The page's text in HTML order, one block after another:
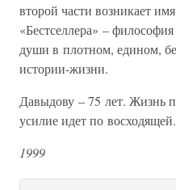
второй части возникает
«Бестселлера» –
души в плотном, едином,
истории-жизни.
Давыдову – 75 лет. Жизнь
усилие идет по восходящей.
1999